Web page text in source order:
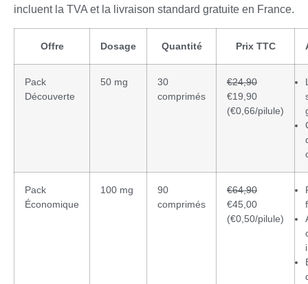
incluent la TVA et la livraison standard gratuite en France.
Offre Dosage Quantité Prix TTC
Pack
Découverte
50 mg
30
comprimés
€24,90
€19,90
(€0,66/pilule)
Pack
Économique
100 mg
90
comprimés
€64,90
€45,00
(€0,50/pilule)